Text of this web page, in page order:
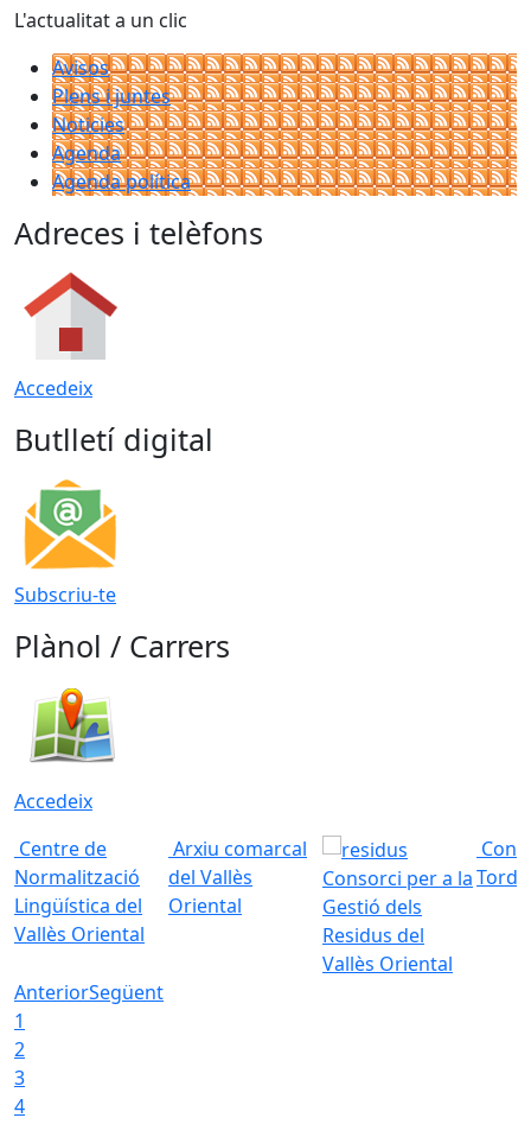
L'actualitat a un clic
Avisos
Plens i juntes
Noticies
Agenda
Agenda política
Adreces i telèfons
Accedeix
Butlletí digital
Subscriu-te
Plànol / Carrers
Accedeix
Centre de
Normalització
Lingüística del
Vallès Oriental
Arxiu comarcal
del Vallès
Oriental
Consorci per a la
Gestió dels
Residus del
Vallès Oriental
AnteriorSegüent
1
2
3
4